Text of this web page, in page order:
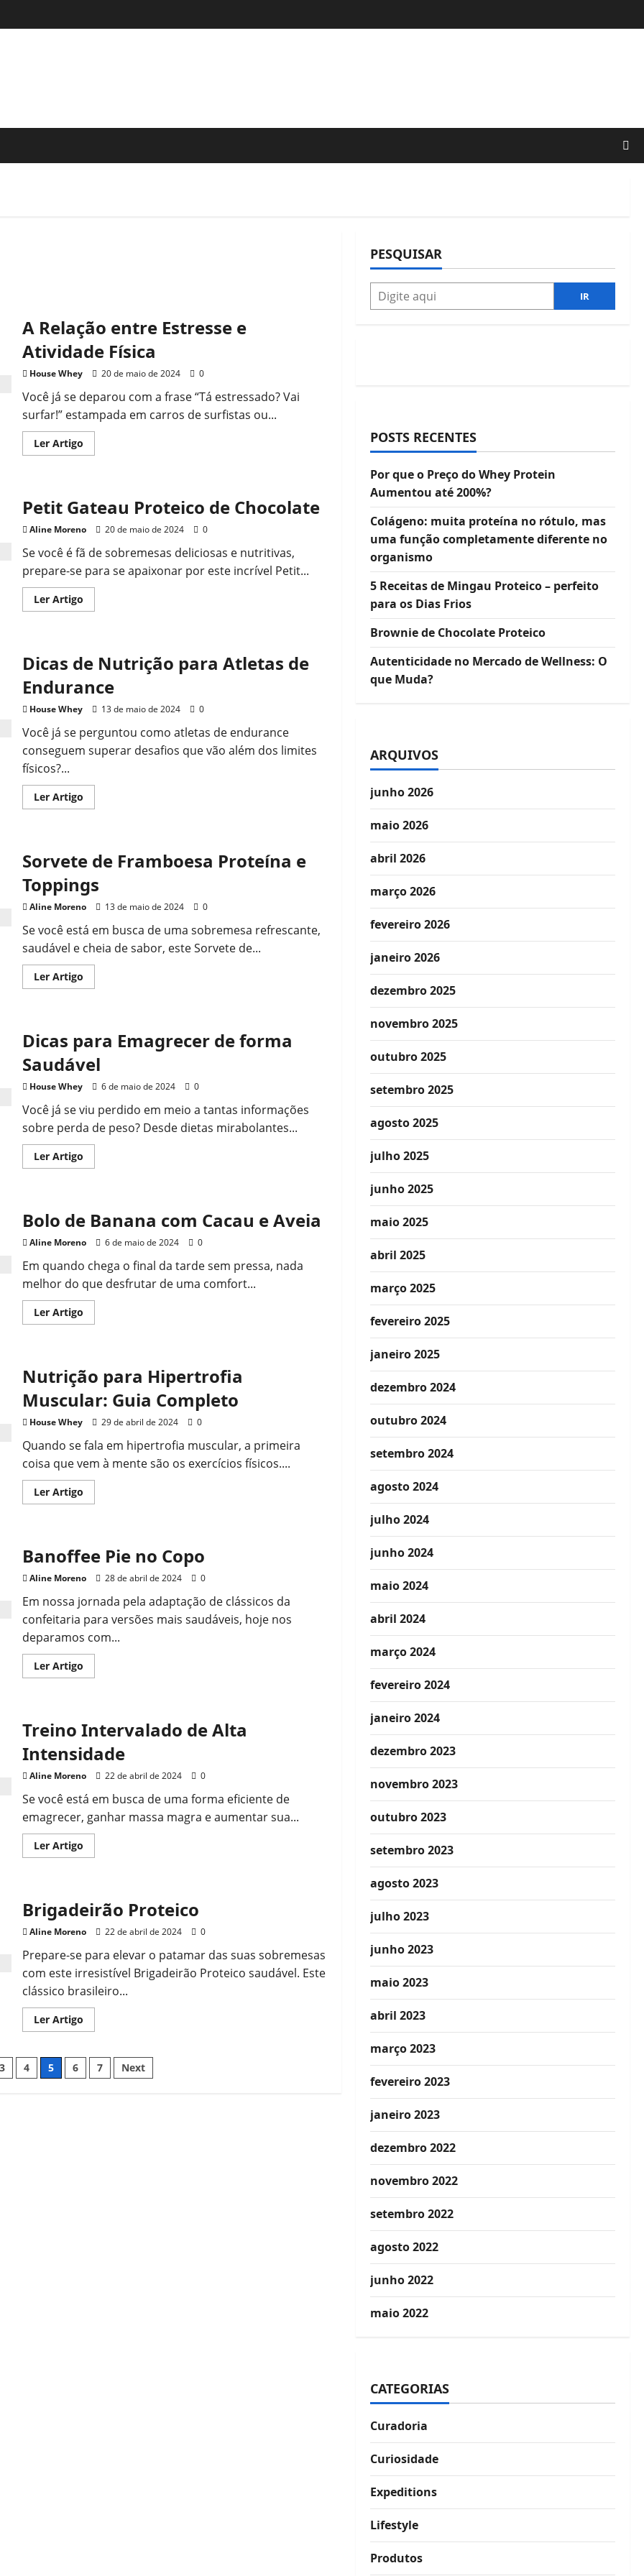
A Relação entre Estresse e
Atividade Física
House Whey 20 de maio de 2024 0
Você já se deparou com a frase “Tá estressado? Vai
surfar!” estampada em carros de surfistas ou...
Ler ArtigoRead
more
Estresse
e
Atividade
Física
Petit Gateau Proteico de Chocolate
Aline Moreno 20 de maio de 2024 0
Se você é fã de sobremesas deliciosas e nutritivas,
prepare-se para se apaixonar por este incrível Petit...
Ler ArtigoRead
more
de
Chocolate
Dicas de Nutrição para Atletas de
Endurance
House Whey 13 de maio de 2024 0
Você já se perguntou como atletas de endurance
conseguem superar desafios que vão além dos limites
físicos?...
Ler ArtigoRead
more
para
Atletas
Endurance
Sorvete de Framboesa Proteína e
Toppings
Aline Moreno 13 de maio de 2024 0
Se você está em busca de uma sobremesa refrescante,
saudável e cheia de sabor, este Sorvete de...
Ler ArtigoRead
more
Proteína
e
Toppings
Dicas para Emagrecer de forma
Saudável
House Whey 6 de maio de 2024 0
Você já se viu perdido em meio a tantas informações
sobre perda de peso? Desde dietas mirabolantes...
Ler ArtigoRead
more
de
forma
Saudável
Bolo de Banana com Cacau e Aveia
Aline Moreno 6 de maio de 2024 0
Em quando chega o final da tarde sem pressa, nada
melhor do que desfrutar de uma comfort...
Ler ArtigoRead
more
com
Cacau
e
Aveia
Nutrição para Hipertrofia
Muscular: Guia Completo
House Whey 29 de abril de 2024 0
Quando se fala em hipertrofia muscular, a primeira
coisa que vem à mente são os exercícios físicos....
Ler ArtigoRead
more
Muscular:
Guia
Completo
Banoffee Pie no Copo
Aline Moreno 28 de abril de 2024 0
Em nossa jornada pela adaptação de clássicos da
confeitaria para versões mais saudáveis, hoje nos
deparamos com...
Ler ArtigoRead
more
Copo
Treino Intervalado de Alta
Intensidade
Aline Moreno 22 de abril de 2024 0
Se você está em busca de uma forma eficiente de
emagrecer, ganhar massa magra e aumentar sua...
Ler ArtigoRead
more
Alta
Intensidade
Brigadeirão Proteico
Aline Moreno 22 de abril de 2024 0
Prepare-se para elevar o patamar das suas sobremesas
com este irresistível Brigadeirão Proteico saudável. Este
clássico brasileiro...
Ler ArtigoRead
more
Proteico
3 4 5 6 7 Next
PESQUISAR
IR
POSTS RECENTES
Por que o Preço do Whey Protein
Aumentou até 200%?
Colágeno: muita proteína no rótulo, mas
uma função completamente diferente no
organismo
5 Receitas de Mingau Proteico – perfeito
para os Dias Frios
Brownie de Chocolate Proteico
Autenticidade no Mercado de Wellness: O
que Muda?
ARQUIVOS
junho 2026
maio 2026
abril 2026
março 2026
fevereiro 2026
janeiro 2026
dezembro 2025
novembro 2025
outubro 2025
setembro 2025
agosto 2025
julho 2025
junho 2025
maio 2025
abril 2025
março 2025
fevereiro 2025
janeiro 2025
dezembro 2024
outubro 2024
setembro 2024
agosto 2024
julho 2024
junho 2024
maio 2024
abril 2024
março 2024
fevereiro 2024
janeiro 2024
dezembro 2023
novembro 2023
outubro 2023
setembro 2023
agosto 2023
julho 2023
junho 2023
maio 2023
abril 2023
março 2023
fevereiro 2023
janeiro 2023
dezembro 2022
novembro 2022
setembro 2022
agosto 2022
junho 2022
maio 2022
CATEGORIAS
Curadoria
Curiosidade
Expeditions
Lifestyle
Produtos